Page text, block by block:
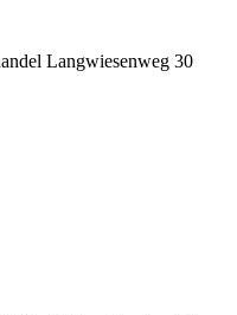
Langwiesenweg 30